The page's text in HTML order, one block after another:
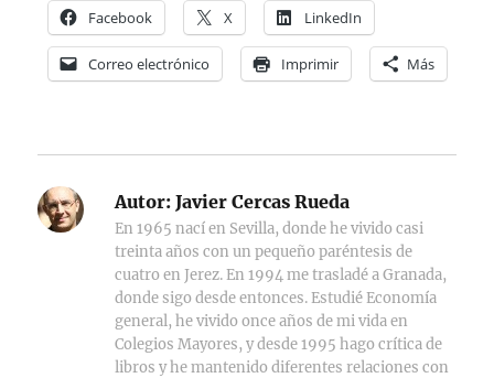
Facebook X LinkedIn
Correo electrónico Imprimir Más
Autor: Javier Cercas Rueda
En 1965 nací en Sevilla, donde he vivido casi
treinta años con un pequeño paréntesis de
cuatro en Jerez. En 1994 me trasladé a Granada,
donde sigo desde entonces. Estudié Economía
general, he vivido once años de mi vida en
Colegios Mayores, y desde 1995 hago crítica de
libros y he mantenido diferentes relaciones con